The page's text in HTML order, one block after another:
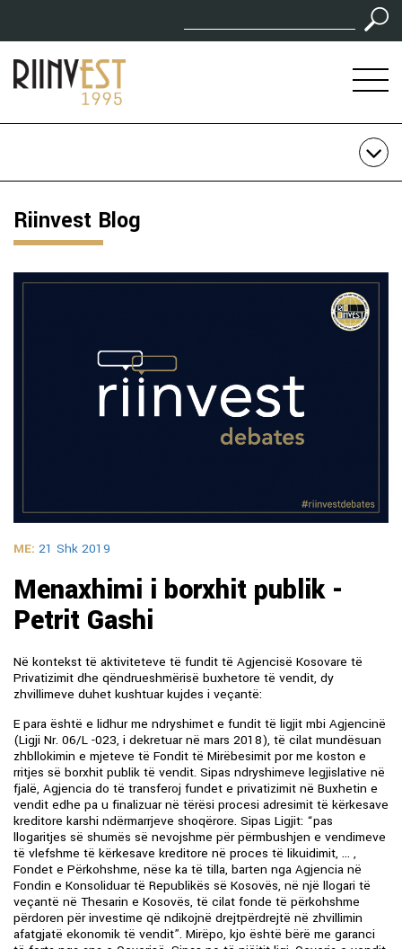
Riinvest Blog
ME: 21 Shk 2019
Menaxhimi i borxhit publik -
Petrit Gashi
Në kontekst të aktiviteteve të fundit të Agjencisë Kosovare të
Privatizimit dhe qëndrueshmërisë buxhetore të vendit, dy
zhvillimeve duhet kushtuar kujdes i veçantë:
E para është e lidhur me ndryshimet e fundit të ligjit mbi Agjencinë
(Ligji Nr. 06/L -023, i dekretuar në mars 2018), të cilat mundësuan
zhbllokimin e mjeteve të Fondit të Mirëbesimit por me koston e
rritjes së borxhit publik të vendit. Sipas ndryshimeve legjislative në
fjalë, Agjencia do të transferoj fundet e privatizimit në Buxhetin e
vendit edhe pa u finalizuar në tërësi procesi adresimit të kërkesave
kreditore karshi ndërmarrjeve shoqërore. Sipas Ligjit: “pas
llogaritjes së shumës së nevojshme për përmbushjen e vendimeve
të vlefshme të kërkesave kreditore në proces të likuidimit, … ,
Fondet e Përkohshme, nëse ka të tilla, barten nga Agjencia në
Fondin e Konsoliduar të Republikës së Kosovës, në një llogari të
veçantë në Thesarin e Kosovës, të cilat fonde të përkohshme
përdoren për investime që ndikojnë drejtpërdrejtë në zhvillimin
afatgjatë ekonomik të vendit”. Mirëpo, kjo është bërë me garanci